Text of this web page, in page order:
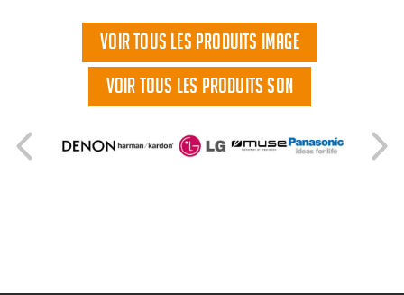
VOIR TOUS LES PRODUITS IMAGE
VOIR TOUS LES PRODUITS SON